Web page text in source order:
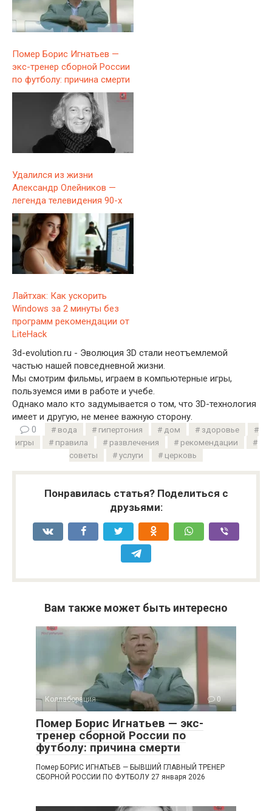
Помер Борис Игнатьев —
экс-тренер сборной России
по футболу: причина смерти
Удалился из жизни
Александр Олейников —
легенда телевидения 90-х
Лайтхак: Как ускорить
Windows за 2 минуты без
программ рекомендации от
LiteHack
3d-evolution.ru - Эволюция 3D стали неотъемлемой
частью нашей повседневной жизни.
Мы смотрим фильмы, играем в компьютерные игры,
пользуемся ими в работе и учебе.
Однако мало кто задумывается о том, что 3D-технология
имеет и другую, не менее важную сторону.
0
вода гипертония дом
здоровье
игры
правила развлечения
рекомендации
советы
услуги церковь
Понравилась статья? Поделиться с
друзьями:
Вам также может быть интересно
Коллаборация 0
Помер Борис Игнатьев — экс-
тренер сборной России по
футболу: причина смерти
Помер БОРИС ИГНАТЬЕВ — БЫВШИЙ ГЛАВНЫЙ ТРЕНЕР
СБОРНОЙ РОССИИ ПО ФУТБОЛУ 27 января 2026